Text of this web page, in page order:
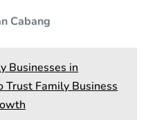
Cabang
Businesses in
Trust Family Business